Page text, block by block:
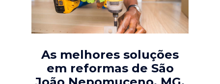
As melhores soluções
em reformas de São